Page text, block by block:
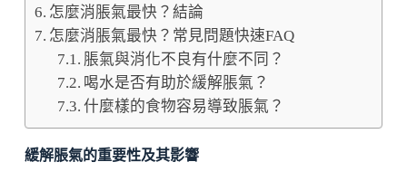
怎麼消脹氣最快？結論
怎麼消脹氣最快？常見問題快速FAQ
脹氣與消化不良有什麼不同？
喝水是否有助於緩解脹氣？
什麼樣的食物容易導致脹氣？
緩解脹氣的重要性及其影響